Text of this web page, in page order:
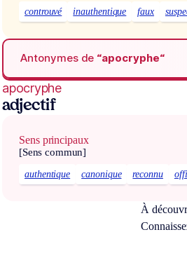
controuvé inauthentique faux
Antonymes de “apocryphe“
apocryphe
adjectif
Sens principaux
[Sens commun]
authentique canonique reconnu
À